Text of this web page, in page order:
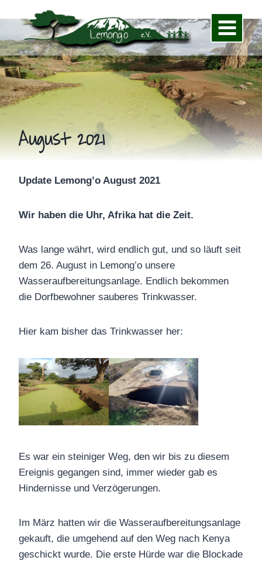
Inhalt
springen
August 2021
Update Lemong’o August 2021
Wir haben die Uhr, Afrika hat die Zeit.
Was lange währt, wird endlich gut, und so läuft seit
dem 26. August in Lemong’o unsere
Wasseraufbereitungsanlage. Endlich bekommen
die Dorfbewohner sauberes Trinkwasser.
Hier kam bisher das Trinkwasser her:
Es war ein steiniger Weg, den wir bis zu diesem
Ereignis gegangen sind, immer wieder gab es
Hindernisse und Verzögerungen.
Im März hatten wir die Wasseraufbereitungsanlage
gekauft, die umgehend auf den Weg nach Kenya
geschickt wurde. Die erste Hürde war die Blockade